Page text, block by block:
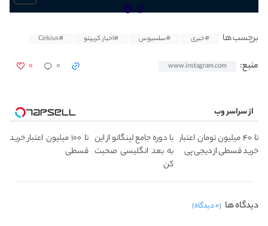
برچسب ها #خبری #سلسیوس #اخبار کریپتو #Celsius
منبع: www.instagram.com ۰ ۰
از سراسر وب
تا ۴۰ میلیون تومان اعتبار
خرید قسطی از دیجی پی
با دوره جامع لینگانو از این
به بعد انگلیسی صحبت
کن
تا ۱۰۰ میلیون اعتبار خرید
قسطی
دیدگاه ها (۰ دیدگاه)